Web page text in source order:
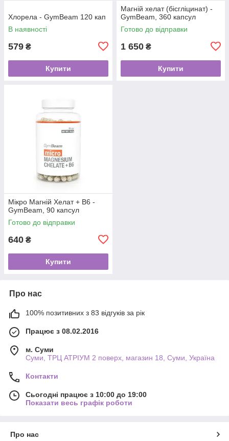
Хлорела - GymBeam 120 кап
В наявності
579 ₴
Купити
Магній хелат (бісгліцинат) -
GymBeam, 360 капсул
Готово до відправки
1 650 ₴
Купити
Мікро Магній Хелат + В6 -
GymBeam, 90 капсул
Готово до відправки
640 ₴
Купити
Про нас
100% позитивних з 83 відгуків за рік
Працює з 08.02.2016
м. Суми
Суми, ТРЦ АТРІУМ 2 поверх, магазин 18, Суми, Україна
Контакти
Сьогодні працює з 10:00 до 19:00
Показати весь графік роботи
Про нас